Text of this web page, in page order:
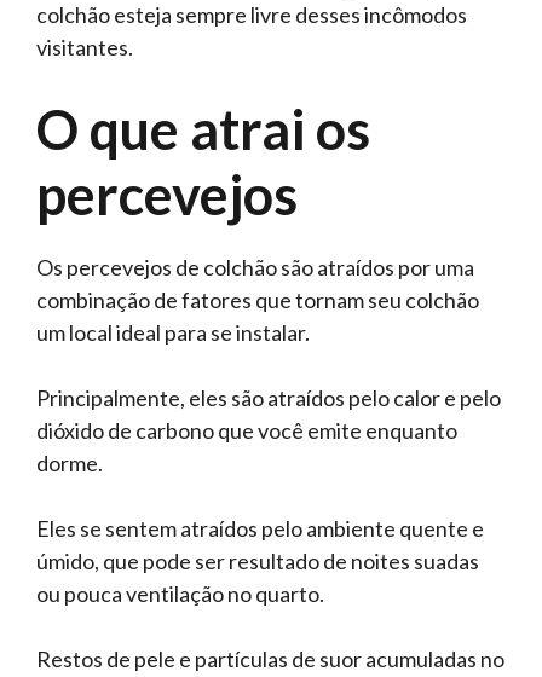
colchão esteja sempre livre desses incômodos
visitantes.
O que atrai os
percevejos
Os percevejos de colchão são atraídos por uma
combinação de fatores que tornam seu colchão
um local ideal para se instalar.
Principalmente, eles são atraídos pelo calor e pelo
dióxido de carbono que você emite enquanto
dorme.
Eles se sentem atraídos pelo ambiente quente e
úmido, que pode ser resultado de noites suadas
ou pouca ventilação no quarto.
Restos de pele e partículas de suor acumuladas no